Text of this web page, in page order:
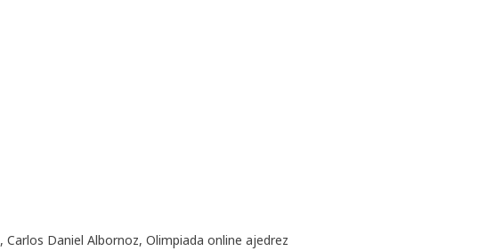
, Carlos Daniel Albornoz, Olimpiada online ajedrez